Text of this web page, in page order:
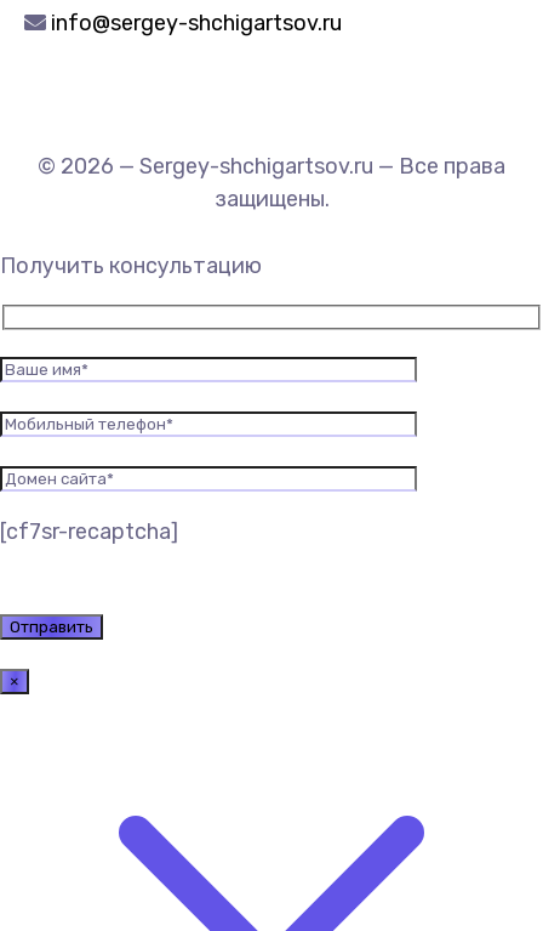
info@sergey-shchigartsov.ru
© 2026 — Sergey-shchigartsov.ru — Все права
защищены.
Получить консультацию
[cf7sr-recaptcha]
×